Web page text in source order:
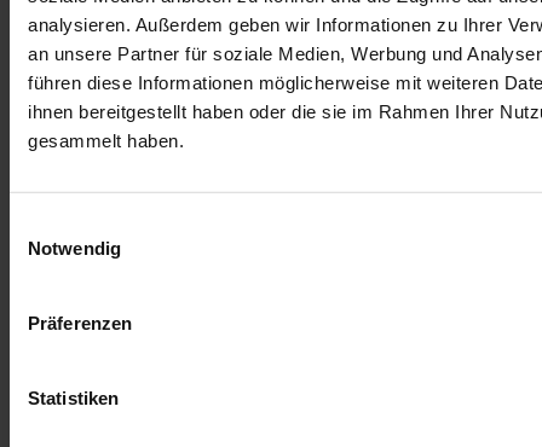
analysieren. Außerdem geben wir Informationen zu Ihrer
an unsere Partner für soziale Medien, Werbung und
führen diese Informationen möglicherweise mit weiteren
ihnen bereitgestellt haben oder die sie im Rahmen Ihrer
gesammelt haben.
Notwendig
Präferenzen
Statistiken
Maissaat vorbestellen
Mein Konto
Reklamation
Kontakt